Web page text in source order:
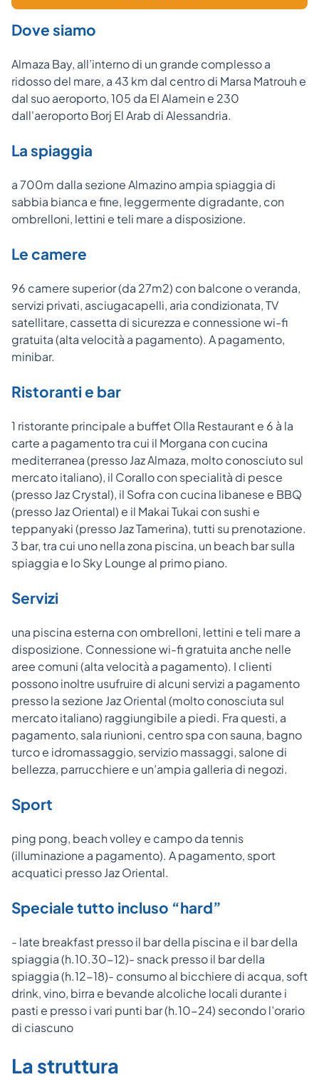
Dove siamo
Almaza Bay, all’interno di un grande complesso a
ridosso del mare, a 43 km dal centro di Marsa Matrouh e
dal suo aeroporto, 105 da El Alamein e 230
dall'aeroporto Borj El Arab di Alessandria.
La spiaggia
a 700m dalla sezione Almazino ampia spiaggia di
sabbia bianca e fine, leggermente digradante, con
ombrelloni, lettini e teli mare a disposizione.
Le camere
96 camere superior (da 27m2) con balcone o veranda,
servizi privati, asciugacapelli, aria condizionata, TV
satellitare, cassetta di sicurezza e connessione wi-fi
gratuita (alta velocità a pagamento). A pagamento,
minibar.
Ristoranti e bar
1 ristorante principale a buffet Olla Restaurant e 6 à la
carte a pagamento tra cui il Morgana con cucina
mediterranea (presso Jaz Almaza, molto conosciuto sul
mercato italiano), il Corallo con specialità di pesce
(presso Jaz Crystal), il Sofra con cucina libanese e BBQ
(presso Jaz Oriental) e il Makai Tukai con sushi e
teppanyaki (presso Jaz Tamerina), tutti su prenotazione.
3 bar, tra cui uno nella zona piscina, un beach bar sulla
spiaggia e lo Sky Lounge al primo piano.
Servizi
una piscina esterna con ombrelloni, lettini e teli mare a
disposizione. Connessione wi-fi gratuita anche nelle
aree comuni (alta velocità a pagamento). I clienti
possono inoltre usufruire di alcuni servizi a pagamento
presso la sezione Jaz Oriental (molto conosciuta sul
mercato italiano) raggiungibile a piedi. Fra questi, a
pagamento, sala riunioni, centro spa con sauna, bagno
turco e idromassaggio, servizio massaggi, salone di
bellezza, parrucchiere e un’ampia galleria di negozi.
Sport
ping pong, beach volley e campo da tennis
(illuminazione a pagamento). A pagamento, sport
acquatici presso Jaz Oriental.
Speciale tutto incluso “hard”
- late breakfast presso il bar della piscina e il bar della
spiaggia (h.10.30-12)- snack presso il bar della
spiaggia (h.12-18)- consumo al bicchiere di acqua, soft
drink, vino, birra e bevande alcoliche locali durante i
pasti e presso i vari punti bar (h.10-24) secondo l’orario
di ciascuno
La struttura